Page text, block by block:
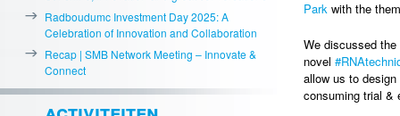
Park with the
We discussed
novel
allow us to
consuming trial &
Radboudumc Investment Day 2025: A
Celebration of Innovation and Collaboration
Recap | SMB Network Meeting – Innovate &
Connect